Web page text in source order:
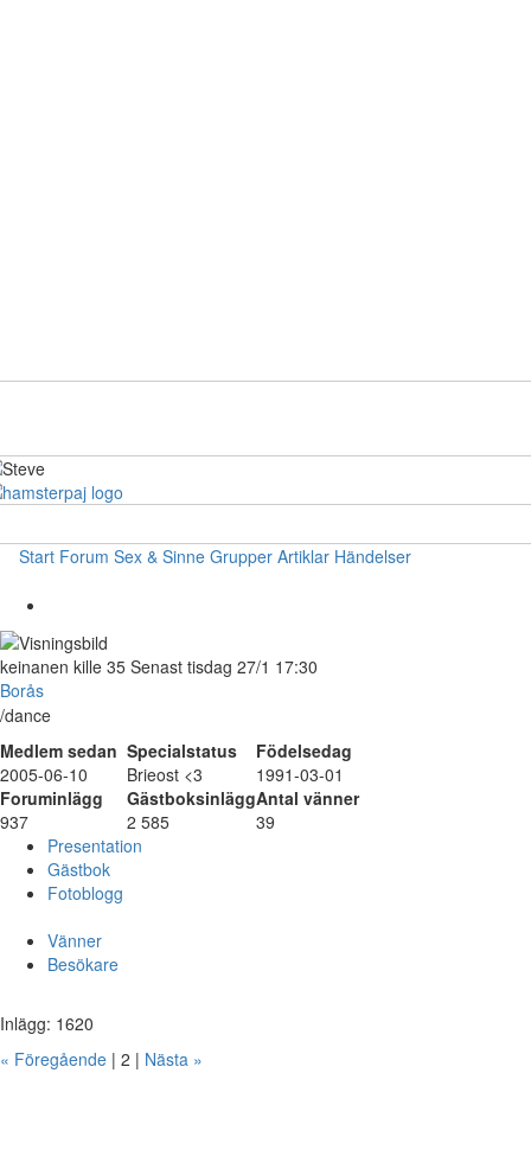
Start Forum Sex & Sinne Grupper Artiklar Händelser
keinanen kille 35 Senast tisdag 27/1 17:30
Borås
/dance
Medlem sedan Specialstatus
Födelsedag
2005-06-10
Brieost <3
1991-03-01
Foruminlägg
GästboksinläggAntal vänner
937
2 585
39
Presentation
Gästbok
Fotoblogg
Vänner
Besökare
Inlägg: 1620
« Föregående | 2 | Nästa »